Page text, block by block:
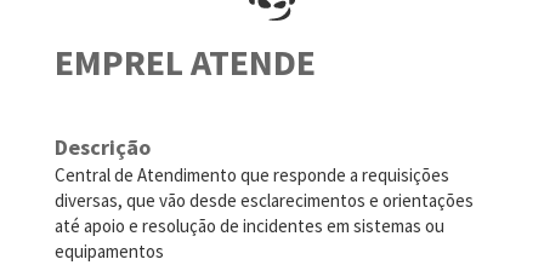
EMPREL ATENDE
Descrição
Central de Atendimento que responde a requisições
diversas, que vão desde esclarecimentos e orientações
até apoio e resolução de incidentes em sistemas ou
equipamentos